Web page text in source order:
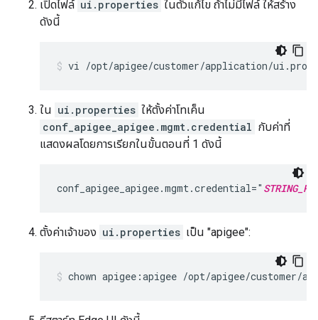
เปิดไฟล์ ui.properties ในตัวแก้ไข ถ้าไม่มีไฟล์ ให้สร้าง
ดังนี้
vi /opt/apigee/customer/application/
ใน ui.properties ให้ตั้งค่าโทเค็น
conf_apigee_apigee.mgmt.credential กับค่าที่
แสดงผลโดยการเรียกในขั้นตอนที่ 1 ดังนี้
conf_apigee_apigee.mgmt.credential="
ตั้งค่าเจ้าของ ui.properties เป็น "apigee":
chown apigee:apigee /opt/apigee/customer/